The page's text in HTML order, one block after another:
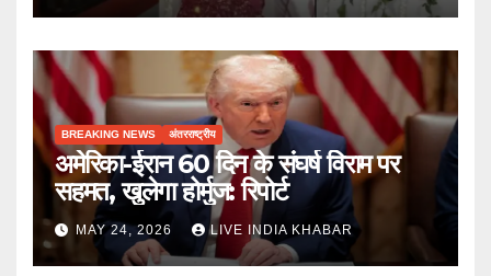
BREAKING NEWS अंतरराष्ट्रीय
अमेरिका-ईरान 60 दिन के संघर्ष विराम पर
सहमत, खुलेगा होर्मुज: रिपोर्ट
MAY 24, 2026 LIVE INDIA KHABAR